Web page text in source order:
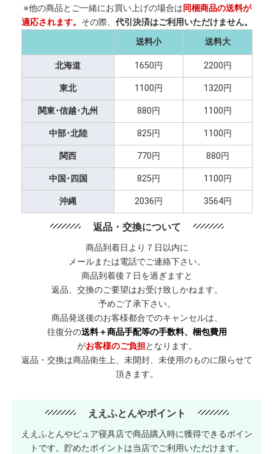
※他の商品とご一緒にお買い上げの場合は同梱商品の送料が
適応されます。 その際、 代引決済はご利用いただけません。
送料小
送料大
北海道 1650円 2200円
東北 1100円 1320円
関東･信越･九州 880円 1100円
中部･北陸 825円 1100円
関西 770円 880円
中国･四国 825円 1100円
沖縄 2036円 3564円
返品・交換について
商品到着日より７日以内に
メールまたは電話でご連絡下さい。
商品到着後７日を過ぎますと
返品、交換のご要望はお受け致しかねます。
予めご了承下さい。
商品発送後のお客様都合でのキャンセルは、
往復分の送料＋商品手配等の手数料、梱包費用
がお客様のご負担となります。
返品・交換は商品衛生上、未開封、未使用のものに限らせて
頂きます。
ええふとんやポイント
ええふとんやピュア寝具店で商品購入時に獲得できるポイン
トです。貯めたポイントは当店でご利用いただけます。